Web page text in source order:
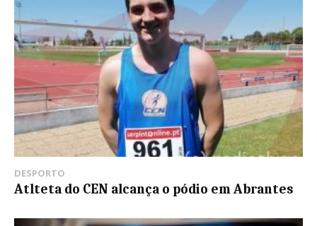
DESPORTO
Atlteta do CEN alcança o pódio em Abrantes